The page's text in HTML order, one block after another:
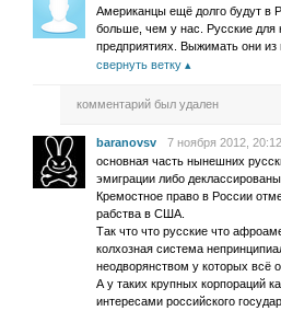
Американцы ещё долго будут в
больше, чем у нас. Русские для
предприятиях. Выжимать они из
свернуть ветку
комментарий был удален
baranovsv
7 ноября 2012, 20:12
основная часть нынешних
эмиграции либо деклассированы.
Кремостное право в России
рабства в США.
Так что что русские что
колхозная система
неодворянством у которых всё
А у таких крупных корпораций
интересами российского